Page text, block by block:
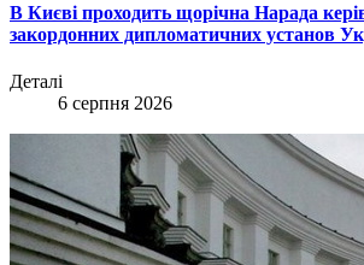
В Києві проходить щорічна Нарада
закордонних дипломатичних установ
Деталі
6 серпня 2026